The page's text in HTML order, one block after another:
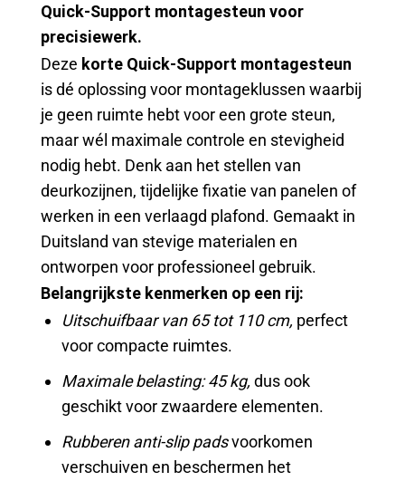
Quick-Support montagesteun voor
precisiewerk.
Deze korte Quick-Support montagesteun
is dé oplossing voor montageklussen waarbij
je geen ruimte hebt voor een grote steun,
maar wél maximale controle en stevigheid
nodig hebt. Denk aan het stellen van
deurkozijnen, tijdelijke fixatie van panelen of
werken in een verlaagd plafond. Gemaakt in
Duitsland van stevige materialen en
ontworpen voor professioneel gebruik.
Belangrijkste kenmerken op een rij:
Uitschuifbaar van 65 tot 110 cm, perfect
voor compacte ruimtes.
Maximale belasting: 45 kg, dus ook
geschikt voor zwaardere elementen.
Rubberen anti-slip padsvoorkomen
verschuiven en beschermen het